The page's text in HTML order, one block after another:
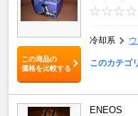
この商品の
価格を比較する
冷却系
このカテゴ
ENEOS